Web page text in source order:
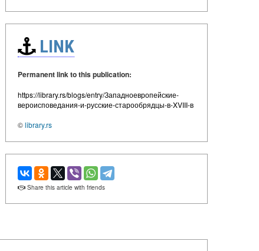
LINK
Permanent link to this publication:
https://library.rs/blogs/entry/Западноевропейские-
вероисповедания-и-русские-старообрядцы-в-XVIII-в
©library.rs
Share this article with friends